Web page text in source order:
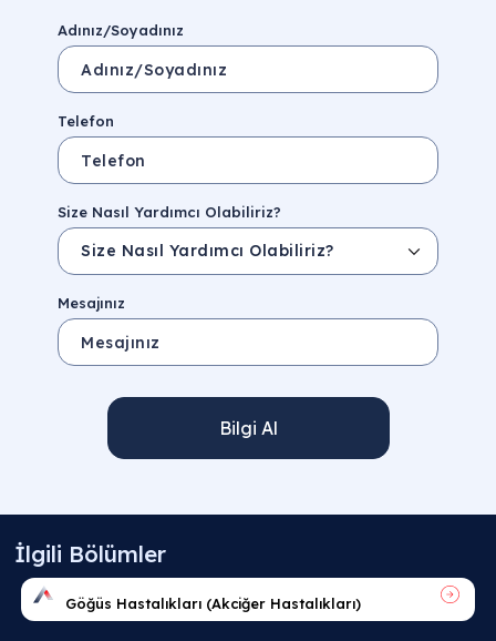
Adınız/Soyadınız
Telefon
Size Nasıl Yardımcı Olabiliriz?
Mesajınız
Bilgi Al